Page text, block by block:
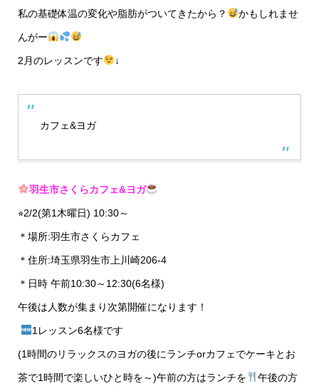
私の基礎体温の変化や脂肪がついてきたから？ かもしれませ
んがー
2月のレッスンです ↓
カフェ&ヨガ
羽生市さくらカフェ&ヨガ
⭐︎2/2(第1木曜日) 10:30～
＊場所:羽生市さくらカフェ
＊住所:埼玉県羽生市上川崎206-4
＊日時 午前10:30～12:30(6名様)
午後は人数が集まり次第開催になります！
1レッスン6名様です
(1時間のリラックスのヨガの後にランチorカフェでケーキとお
茶で1時間で楽しいひと時を～)午前の方はランチを 午後の方